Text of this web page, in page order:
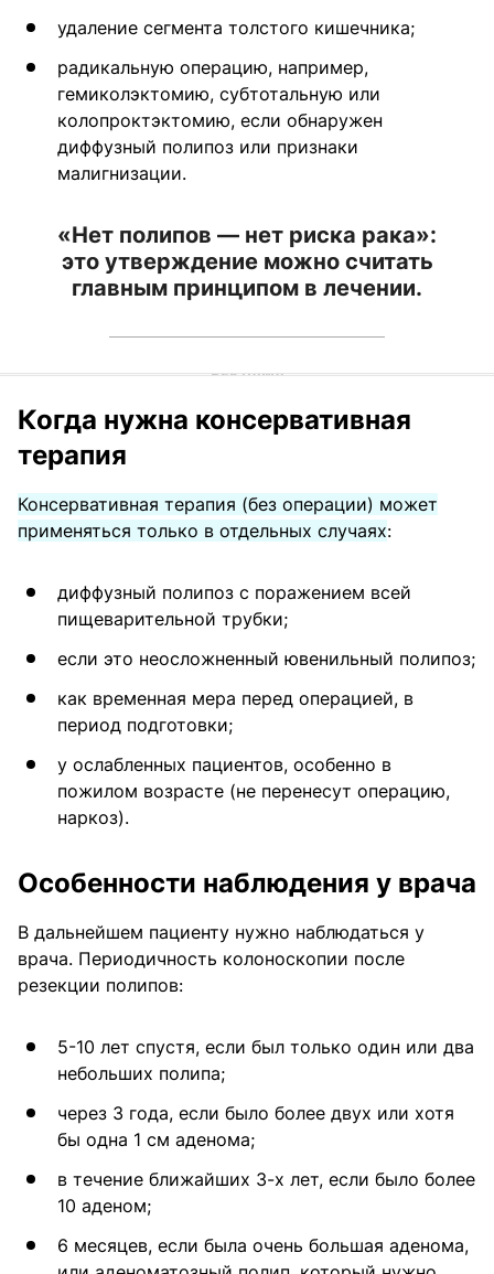
удаление сегмента толстого кишечника;
радикальную операцию, например,
гемиколэктомию, субтотальную или
колопроктэктомию, если обнаружен
диффузный полипоз или признаки
малигнизации.
«Нет полипов — нет риска рака»:
это утверждение можно считать
главным принципом в лечении.
Когда нужна консервативная
терапия
Консервативная терапия (без операции) может
применяться только в отдельных случаях:
диффузный полипоз с поражением всей
пищеварительной трубки;
если это неосложненный ювенильный полипоз;
как временная мера перед операцией, в
период подготовки;
у ослабленных пациентов, особенно в
пожилом возрасте (не перенесут операцию,
наркоз).
Особенности наблюдения у врача
В дальнейшем пациенту нужно наблюдаться у
врача. Периодичность колоноскопии после
резекции полипов:
5-10 лет спустя, если был только один или два
небольших полипа;
через 3 года, если было более двух или хотя
бы одна 1 см аденома;
в течение ближайших 3-х лет, если было более
10 аденом;
6 месяцев, если была очень большая аденома,